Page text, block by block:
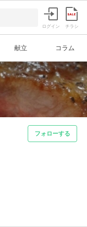
ログイン チラシ
献立 コラム
フォローする